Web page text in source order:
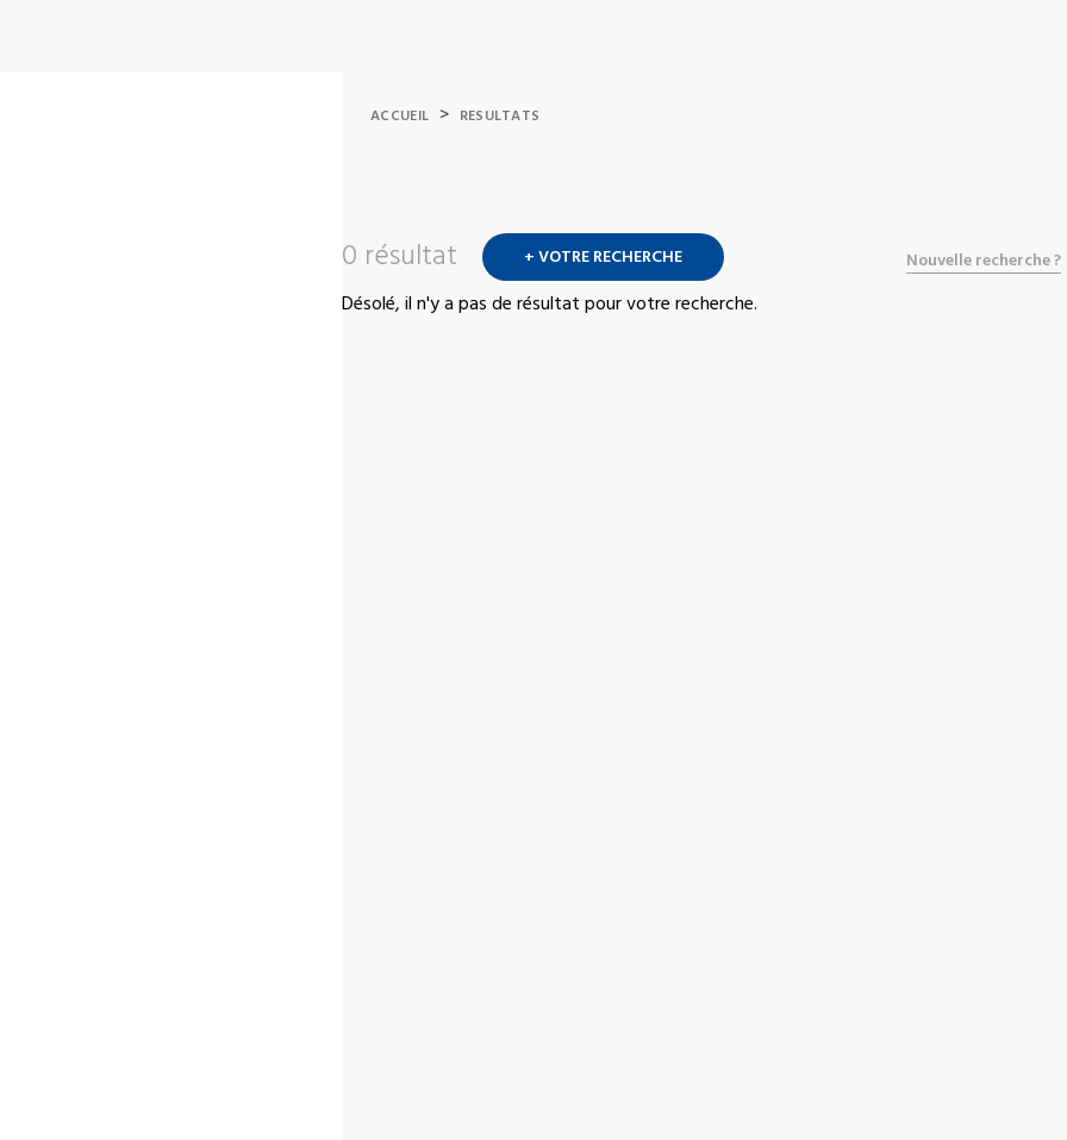
ACCUEIL > RESULTATS
0 résultat + VOTRE RECHERCHE Nouvelle recherche ?
Désolé, il n'y a pas de résultat pour votre recherche.